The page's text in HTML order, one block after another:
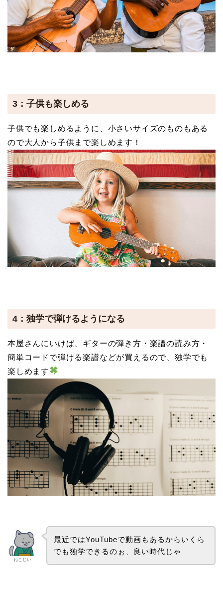
3：子供も楽しめる
子供でも楽しめるように、小さいサイズのものもある
ので大人から子供まで楽しめます！
4：独学で弾けるようになる
本屋さんにいけば、ギターの弾き方・楽譜の読み方・
簡単コードで弾ける楽譜などが買えるので、独学でも
楽しめます
ねこじい
最近ではYouTubeで動画もあるからいくら
でも独学できるのぉ、良い時代じゃ